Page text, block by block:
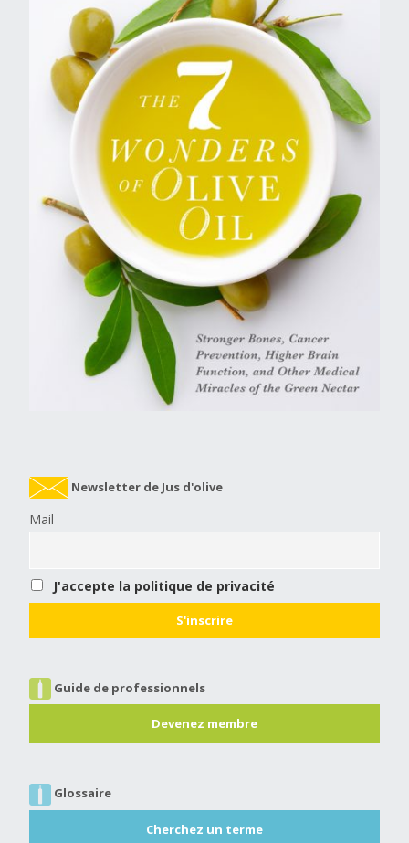
Newsletter de Jus d'olive
Mail
J'accepte la politique de privacité
Guide de professionnels
Devenez membre
Glossaire
Cherchez un terme